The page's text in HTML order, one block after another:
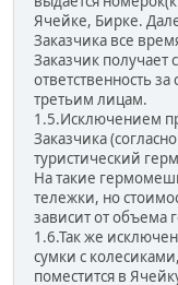
Ячейке, Бирке.
Заказчика все
Заказчик
ответственность
третьим лицам.
1.5.Исключением
Заказчика
туристический
На такие
тележки, но
зависит от объема
1.6.Так же
сумки с
поместится в